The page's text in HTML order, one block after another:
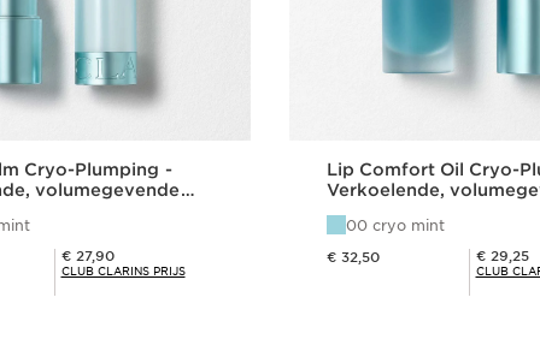
Cryo-Plumping -
volumegevende
Club Clarins Prijs € 27,90
€ 27,90
CLUB CLARINS PRIJS
Lip Comfort Oil Cryo-
Verkoelende,
00 cryo mint
€ 32,50 Club Clarins Prijs € 29,25
€ 29,25
CLUB